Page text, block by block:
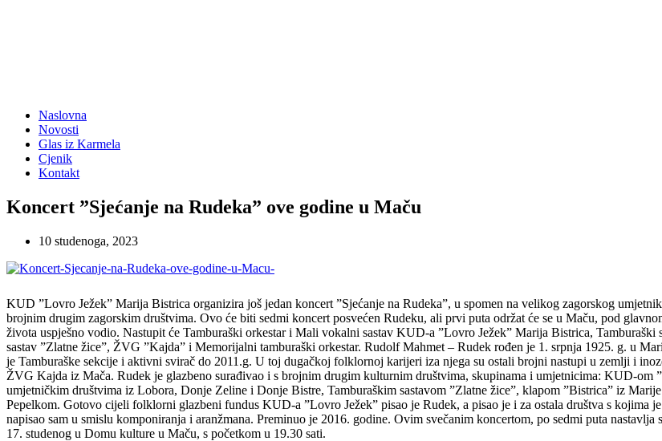
Naslovna
Novosti
Glas iz Karmela
Cjenik
Kontakt
Koncert ”Sjećanje na Rudeka” ove godine u Maču
10 studenoga, 2023
KUD ”Lovro Ježek” Marija Bistrica organizira još jedan koncert ”Sjećanje na Rudeka”, u spomen na velikog zagorskog
brojnim drugim zagorskim društvima. Ovo će biti sedmi koncert posvećen Rudeku, ali prvi puta održat će se u Maču, pod
života uspješno vodio. Nastupit će Tamburaški orkestar i Mali vokalni sastav KUD-a ”Lovro Ježek” Marija Bistrica,
sastav ”Zlatne žice”, ŽVG ”Kajda” i Memorijalni tamburaški orkestar. Rudolf Mahmet – Rudek rođen je 1. srpnja 1925. g. u
je Tamburaške sekcije i aktivni svirač do 2011.g. U toj dugačkoj folklornoj karijeri iza njega su ostali brojni nastupi u zemlji i
ŽVG Kajda iz Mača. Rudek je glazbeno surađivao i s brojnim drugim kulturnim društvima, skupinama i umjetnicima: KUD-
umjetničkim društvima iz Lobora, Donje Zeline i Donje Bistre, Tamburaškim sastavom ”Zlatne žice”, klapom ”Bistrica” iz
Pepelkom. Gotovo cijeli folklorni glazbeni fundus KUD-a ”Lovro Ježek” pisao je Rudek, a pisao je i za ostala društva s kojima
napisao sam u smislu komponiranja i aranžmana. Preminuo je 2016. godine. Ovim svečanim koncertom, po sedmi puta
17. studenog u Domu kulture u Maču, s početkom u 19.30 sati.